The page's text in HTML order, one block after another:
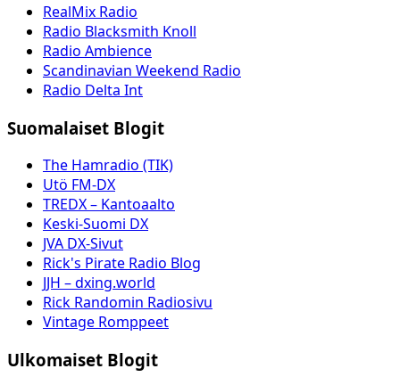
RealMix Radio
Radio Blacksmith Knoll
Radio Ambience
Scandinavian Weekend Radio
Radio Delta Int
Suomalaiset Blogit
The Hamradio (TIK)
Utö FM-DX
TREDX – Kantoaalto
Keski-Suomi DX
JVA DX-Sivut
Rick's Pirate Radio Blog
JJH – dxing.world
Rick Randomin Radiosivu
Vintage Romppeet
Ulkomaiset Blogit